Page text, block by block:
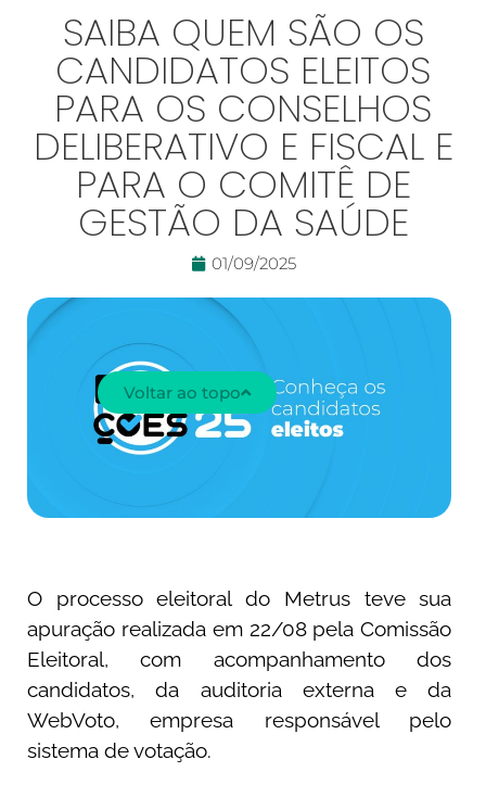
SAIBA QUEM SÃO OS
CANDIDATOS ELEITOS
PARA OS CONSELHOS
DELIBERATIVO E FISCAL E
PARA O COMITÊ DE
GESTÃO DA SAÚDE
01/09/2025
O processo eleitoral do Metrus teve sua
apuração realizada em 22/08 pela Comissão
Eleitoral, com acompanhamento dos
candidatos, da auditoria externa e da
WebVoto, empresa responsável pelo
sistema de votação.
Voltar ao topo